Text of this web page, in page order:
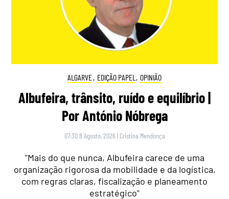
ALGARVE, EDIÇÃO PAPEL , OPINIÃO
Albufeira, trânsito, ruído e equilíbrio |
Por António Nóbrega
07:30 8 Agosto, 2026 | Cristina Mendonça
"Mais do que nunca, Albufeira carece de uma
organização rigorosa da mobilidade e da logística,
com regras claras, fiscalização e planeamento
estratégico"